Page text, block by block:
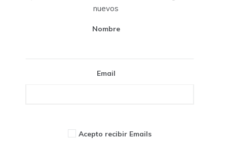
nuevos
Nombre
Email
Acepto recibir Emails